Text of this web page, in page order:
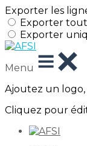
Exporter les
Exporter
Exporter
Menu
Ajoutez un logo,
Cliquez pour